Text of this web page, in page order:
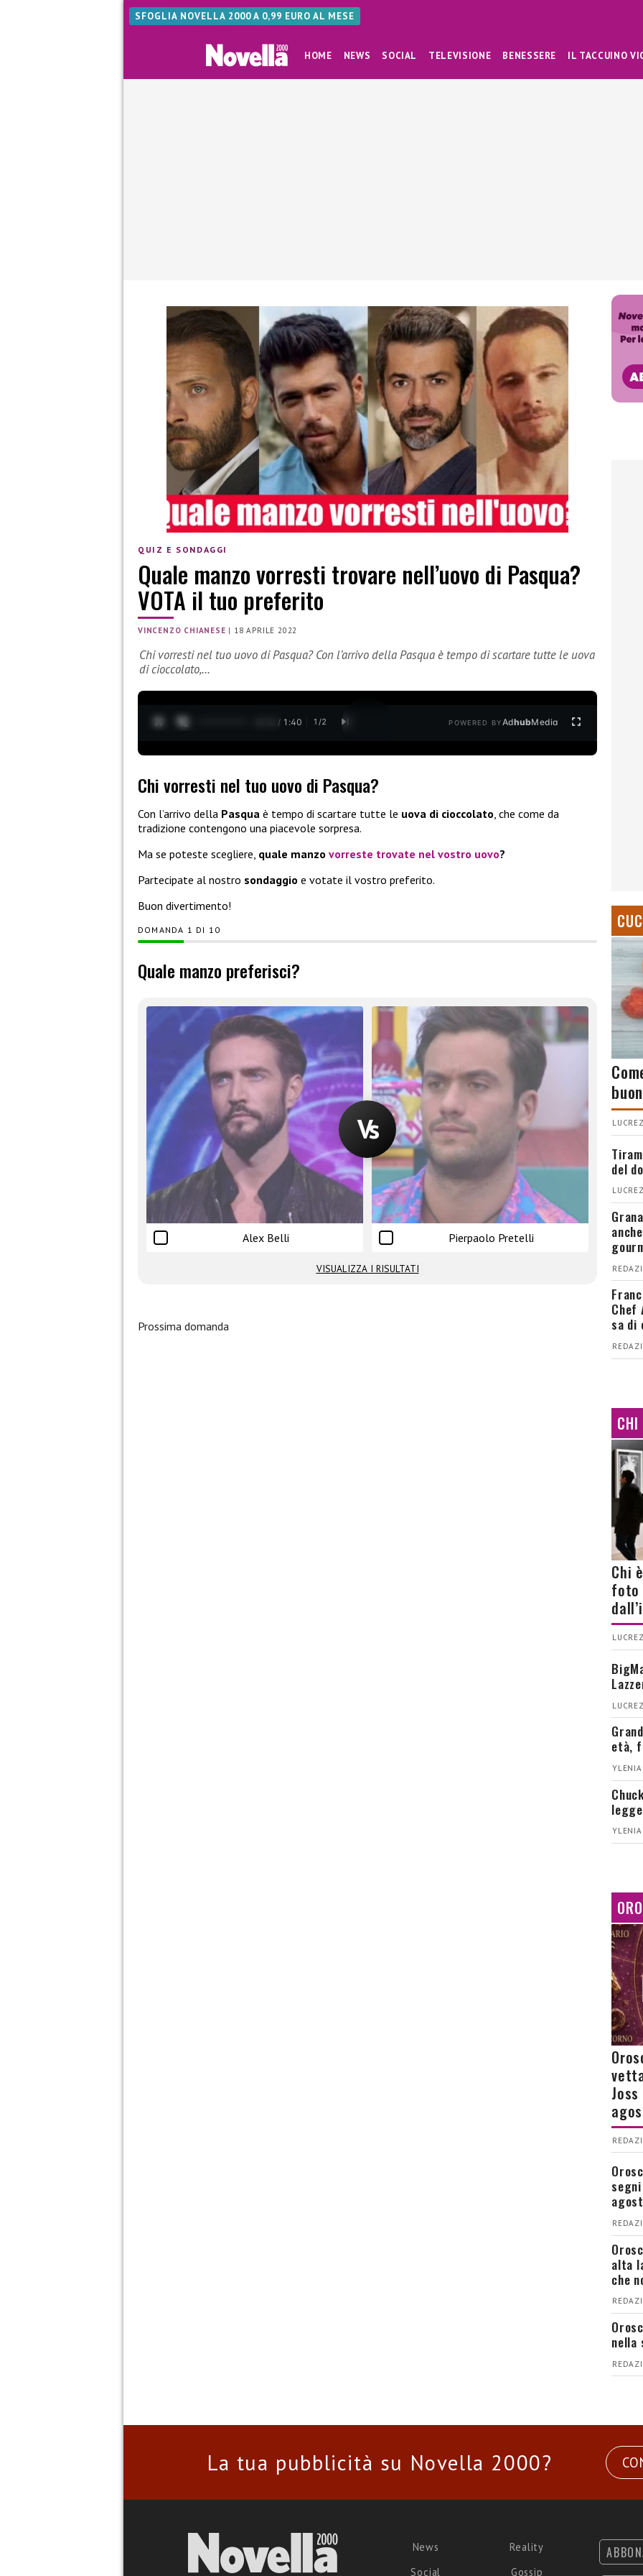
SFOGLIA NOVELLA 2000 A 0,99 EURO AL MESE
HOME NEWS SOCIAL TELEVISIONE BENESSERE IL TACCUINO
QUIZ E SONDAGGI
Quale manzo vorresti trovare nell’uovo di Pasqua?
VOTA il tuo preferito
VINCENZO CHIANESE | 18 APRILE 2022
Chi vorresti nel tuo uovo di Pasqua? Con l’arrivo della Pasqua è tempo di scartare tutte le uova
di cioccolato,…
0:13 / 1:40 1 /2 POWERED BYAdhubMedia
Chi vorresti nel tuo uovo di Pasqua?
Con l’arrivo della Pasqua è tempo di scartare tutte le uova di cioccolato, che come da
tradizione contengono una piacevole sorpresa.
Ma se poteste scegliere, quale manzo vorreste trovate nel vostro uovo?
Partecipate al nostro sondaggio e votate il vostro preferito.
Buon divertimento!
DOMANDA DI 10
Quale manzo preferisci?
Alex Belli Pierpaolo Pretelli
VISUALIZZA I RISULTATI
Prossima domanda
del
Chef
sa di
CHI
Chi
foto
età,
alta
che
nella
La tua pubblicità su Novella 2000?
News
Reality
Social
Gossip